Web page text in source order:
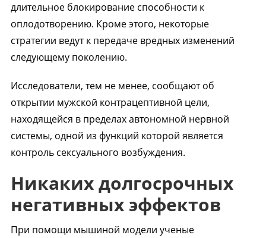
длительное блокирование способности к
оплодотворению. Кроме этого, некоторые
стратегии ведут к передаче вредных изменений
следующему поколению.
Исследователи, тем не менее, сообщают об
открытии мужской контрацептивной цели,
находящейся в пределах автономной нервной
системы, одной из функций которой является
контроль сексуального возбуждения.
Никаких долгосрочных
негативных эффектов
При помощи мышиной модели ученые